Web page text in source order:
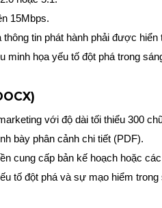
15Mbps.
thông tin phát hành phải được hiển
minh họa yếu tố đột phá trong
với độ dài tối thiểu 300
bày phân cảnh chi tiết (PDF).
cung cấp bản kế hoạch hoặc
tố đột phá và sự mạo hiểm trong